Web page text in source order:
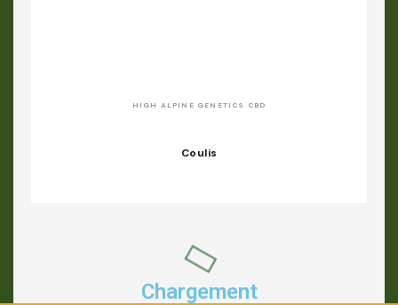
HIGH ALPINE GENETICS CBD
Coulis
Chargement